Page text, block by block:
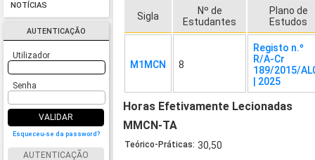
NOTÍCIAS
AUTENTICAÇÃO
Utilizador
Senha
VALIDAR
Esqueceu-se da password?
AUTENTICAÇÃO
Sigla
Nº de
Estudantes
Plano de
Estudos
M1MCN 8
Registo n.º
R/A-Cr
189/2015/
| 2025
Horas Efetivamente Lecionadas
MMCN-TA
Teórico-Práticas: 30,50